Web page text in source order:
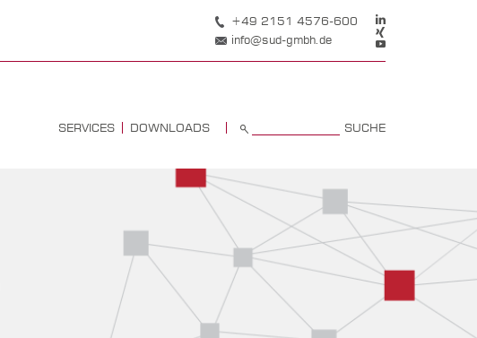
+49 2151 4576-600
info@sud-gmbh.de
SERVICES DOWNLOADS SUCHE